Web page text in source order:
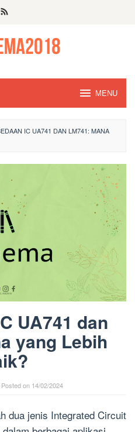
MENU
IC UA741 DAN LM741: MANA
UA741 dan
yang Lebih
Posted on 14/02/2024
dua jenis Integrated Circuit